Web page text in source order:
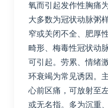
氧而引起发作性胸痛
大多数为冠状动脉粥
窄或关闭不全、肥厚
畸形、梅毒性冠状动
可引起。劳累、情绪
环衰竭为常见诱因。
心前区痛，可放射至
或无名指。多为沉重